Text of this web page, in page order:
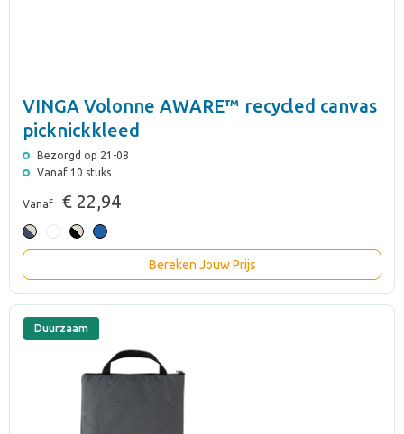
VINGA Volonne AWARE™ recycled canvas
picknickkleed
Bezorgd op 21-08
Vanaf 10 stuks
Vanaf € 22,94
Bereken Jouw Prijs
Duurzaam